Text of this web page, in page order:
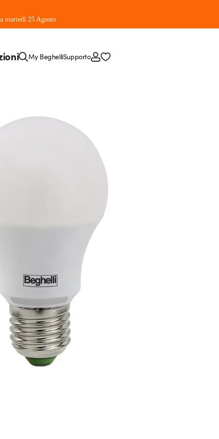
martedì 25 Agosto
My BeghelliSupporto